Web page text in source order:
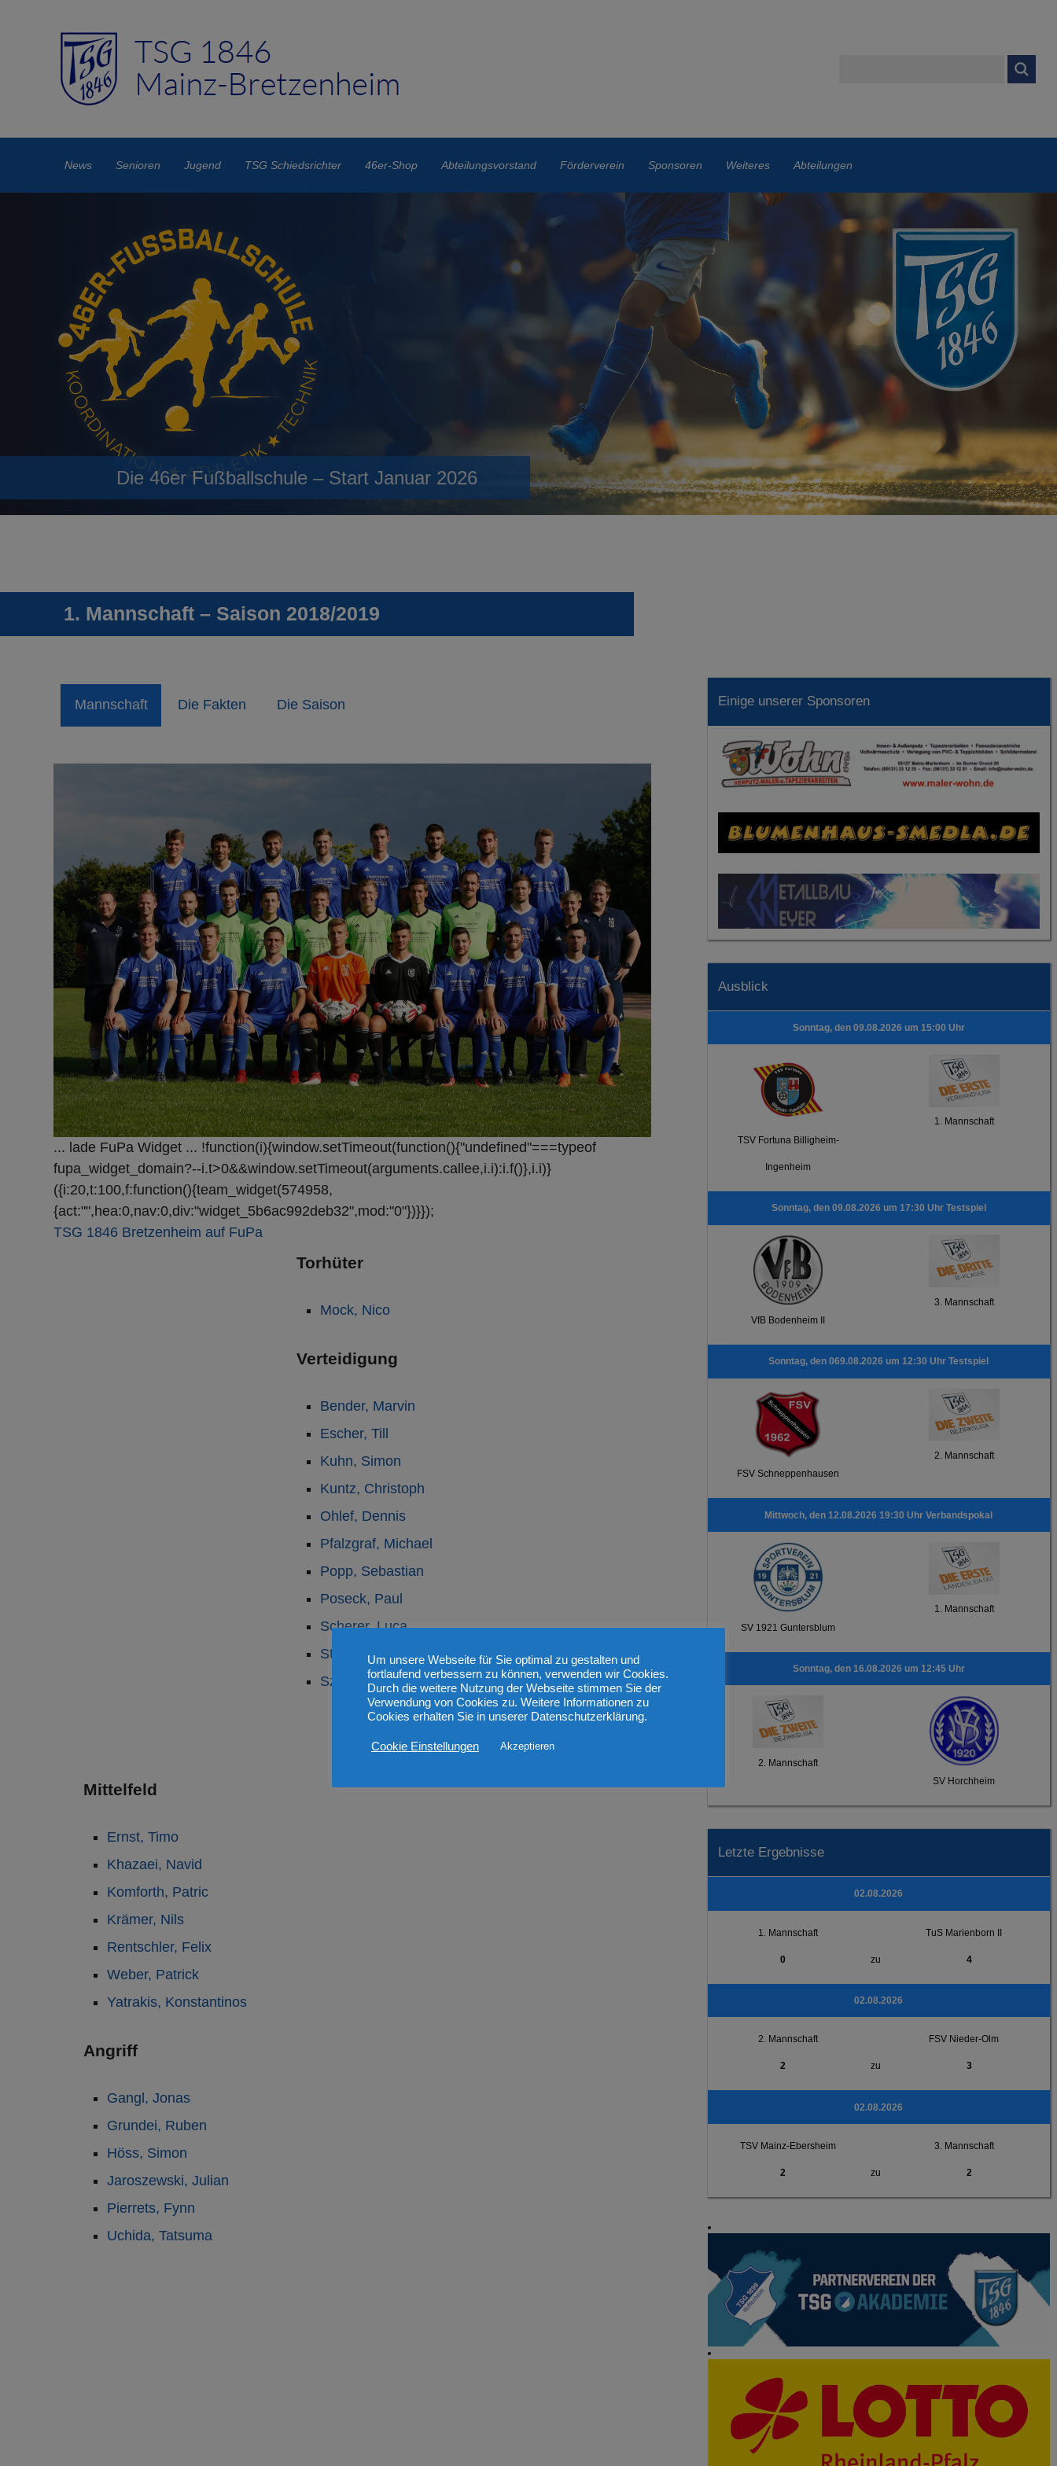
News Senioren Jugend TSG Schiedsrichter 46er-Shop Abteilungsvorstand Förderverein Sponsoren Weiteres Abteilungen
Die 46er Fußballschule – Start Januar 2026
1. Mannschaft – Saison 2018/2019
Mannschaft Die Fakten Die Saison
... lade FuPa Widget ... !function(i){window.setTimeout(function(){"undefined"===typeof
fupa_widget_domain?--i.t>0&&window.setTimeout(arguments.callee,i.i):i.f()},i.i)}
({i:20,t:100,f:function(){team_widget(574958,
{act:"",hea:0,nav:0,div:"widget_5b6ac992deb32",mod:"0"})}});
TSG 1846 Bretzenheim auf FuPa
Torhüter
Mock, Nico
Verteidigung
Bender, Marvin
Escher, Till
Kuhn, Simon
Kuntz, Christoph
Ohlef, Dennis
Pfalzgraf, Michael
Popp, Sebastian
Poseck, Paul
Scherer, Luca
Stegner, Tilman
Szep, Sascha
Mittelfeld
Ernst, Timo
Khazaei, Navid
Komforth, Patric
Krämer, Nils
Rentschler, Felix
Weber, Patrick
Yatrakis, Konstantinos
Angriff
Gangl, Jonas
Grundei, Ruben
Höss, Simon
Jaroszewski, Julian
Pierrets, Fynn
Uchida, Tatsuma
Einige unserer Sponsoren
Ausblick
Sonntag, den 09.08.2026 um 15:00 Uhr
TSV Fortuna Billigheim-
Ingenheim
1. Mannschaft
Sonntag, den 09.08.2026 um 17:30 Uhr Testspiel
VfB Bodenheim II
3. Mannschaft
Sonntag, den 069.08.2026 um 12:30 Uhr Testspiel
FSV Schneppenhausen
2. Mannschaft
Mittwoch, den 12.08.2026 19:30 Uhr Verbandspokal
SV 1921 Guntersblum
1. Mannschaft
Sonntag, den 16.08.2026 um 12:45 Uhr
2. Mannschaft
SV Horchheim
Letzte Ergebnisse
02.08.2026
1. Mannschaft TuS Marienborn II
0 zu 4
02.08.2026
2. Mannschaft FSV Nieder-Olm
2 zu 3
02.08.2026
TSV Mainz-Ebersheim 3. Mannschaft
2 zu 2
Um unsere Webseite für Sie optimal zu gestalten und
fortlaufend verbessern zu können, verwenden wir Cookies.
Durch die weitere Nutzung der Webseite stimmen Sie der
Verwendung von Cookies zu. Weitere Informationen zu
Cookies erhalten Sie in unserer Datenschutzerklärung.
Cookie Einstellungen Akzeptieren